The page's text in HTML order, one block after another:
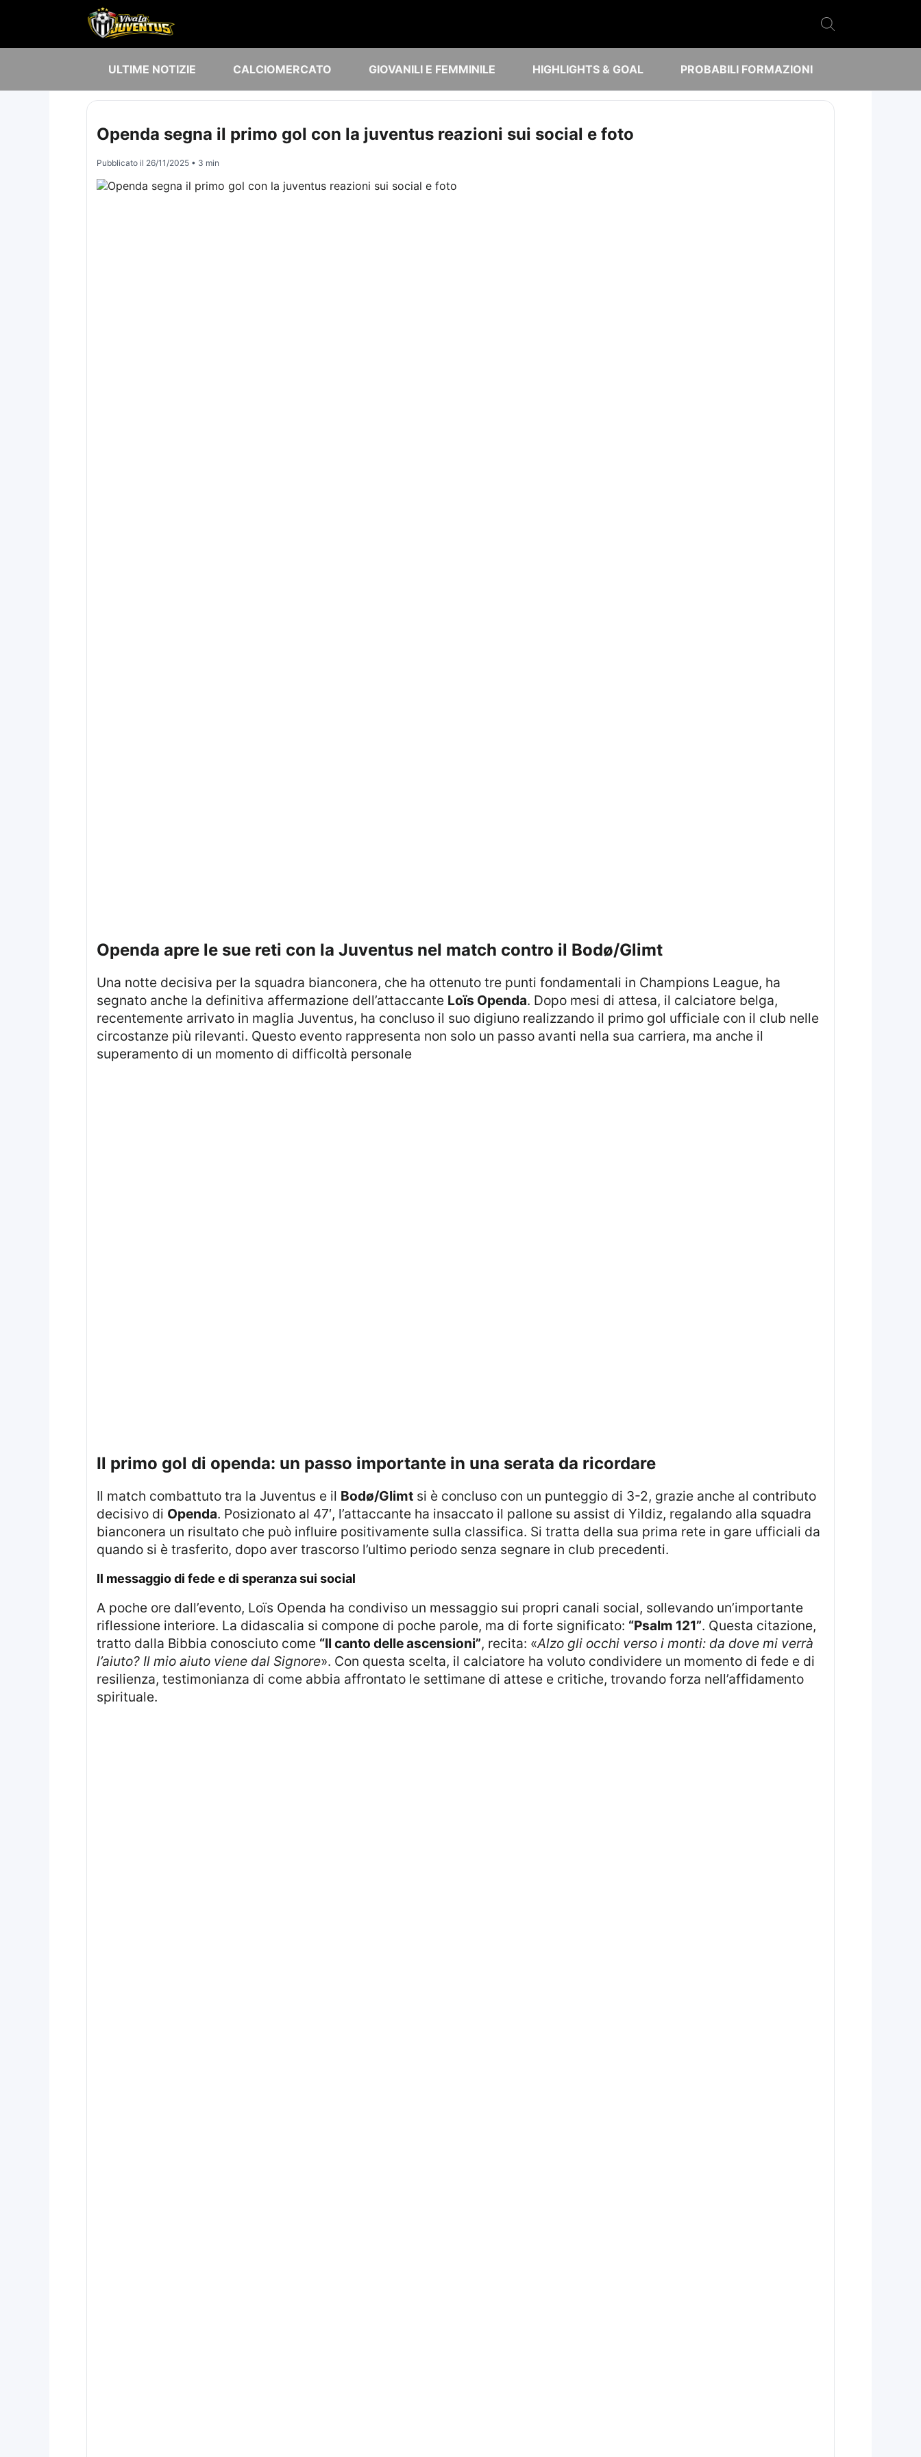
ULTIME NOTIZIE CALCIOMERCATO GIOVANILI E FEMMINILE HIGHLIGHTS & GOAL PROBABILI FORMAZIONI
Openda segna il primo gol con la juventus reazioni sui social e foto
Pubblicato il 26/11/2025• 3 min
Openda apre le sue reti con la Juventus nel match contro il Bodø/Glimt
Una notte decisiva per la squadra bianconera, che ha ottenuto tre punti fondamentali in Champions League, ha
segnato anche la definitiva affermazione dell’attaccante Loïs Openda. Dopo mesi di attesa, il calciatore belga,
recentemente arrivato in maglia Juventus, ha concluso il suo digiuno realizzando il primo gol ufficiale con il club nelle
circostanze più rilevanti. Questo evento rappresenta non solo un passo avanti nella sua carriera, ma anche il
superamento di un momento di difficoltà personale
il primo gol di openda: un passo importante in una serata da ricordare
Il match combattuto tra la Juventus e il Bodø/Glimtsi è concluso con un punteggio di 3-2, grazie anche al contributo
decisivo di Openda. Posizionato al 47′, l’attaccante ha insaccato il pallone su assist di Yildiz, regalando alla squadra
bianconera un risultato che può influire positivamente sulla classifica. Si tratta della sua prima rete in gare ufficiali da
quando si è trasferito, dopo aver trascorso l’ultimo periodo senza segnare in club precedenti.
il messaggio di fede e di speranza sui social
A poche ore dall’evento, Loïs Openda ha condiviso un messaggio sui propri canali social, sollevando un’importante
riflessione interiore. La didascalia si compone di poche parole, ma di forte significato: “Psalm 121”. Questa citazione,
tratto dalla Bibbia conosciuto come “Il canto delle ascensioni”, recita: «Alzo gli occhi verso i monti: da dove mi verrà
l’aiuto? Il mio aiuto viene dal Signore». Con questa scelta, il calciatore ha voluto condividere un momento di fede e di
resilienza, testimonianza di come abbia affrontato le settimane di attese e critiche, trovando forza nell’affidamento
spirituale.